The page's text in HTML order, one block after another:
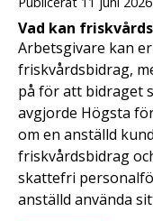
Vad kan
Arbetsgivare kan
friskvårdsbidrag,
på för att bidraget
avgjorde Högsta
om en anställd
friskvårdsbidrag
skattefri
anställd använda